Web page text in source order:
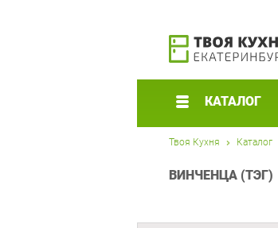
КАТАЛОГ
Твоя Кухня Каталог
ВИНЧЕНЦА (ТЭГ)